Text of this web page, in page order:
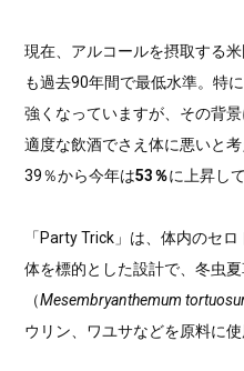
現在、アルコールを摂取する
も過去90年間で最低水準。特
強くなっていますが、その背
適度な飲酒でさえ体に悪いと
39％から今年は53％に上昇し
「Party Trick」は、体内のセ
体を標的とした設計で、冬虫
（Mesembryanthemum
ウリン、ワユサなどを原料に使